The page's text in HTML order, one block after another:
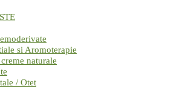
si Aromoterapie
naturale
/ Otet